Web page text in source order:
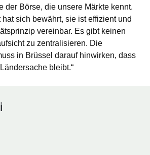
der Börse, die unsere Märkte kennt.
sich bewährt, sie ist effizient und
vereinbar. Es gibt keinen
zu zentralisieren. Die
in Brüssel darauf hinwirken, dass
bleibt.“